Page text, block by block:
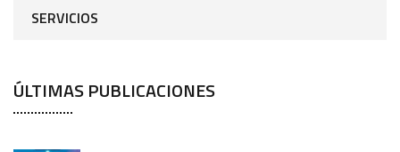
SERVICIOS
ÚLTIMAS PUBLICACIONES